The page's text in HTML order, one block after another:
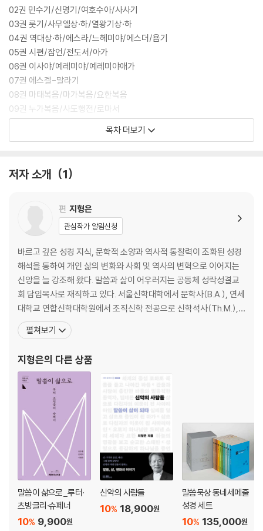
02권 민수기/신명기/여호수아/사사기
03권 룻기/사무엘상·하/열왕기상·하
04권 역대상·하/에스라/느헤미야/에스더/욥기
05권 시편/잠언/전도서/아가
06권 이사야/예레미야/예레미야애가
07권 에스겔-말라기
08권 마태복음/마가복음/요한복음
09권 누가복음/사도행전/로마서
10권 고린도전·후서─요한계시록
목차 더보기
저자 소개 1
편 지형은
관심작가 알림신청
바르고 깊은 성경 지식, 문학적 소양과 역사적 통찰력이 조화된 성경
해석을 통하여 개인 삶의 변화와 사회 및 역사의 변혁으로 이어지는
신앙을 늘 강조해 왔다. 말씀과 삶이 어우러지는 공동체 성락성결교
회 담임목사로 재직하고 있다. 서울신학대학에서 문학사(B.A.), 연세
대학교 연합신학대학원에서 조직신학 전공으로 신학석사(Th.M.),
독일 보훔대학교(Ruhr Universitat Bochum)에서 교회사 및 교리
사 전공으로 신학박사(Dr.theol.) 학위를 받았다. 기독교대한성결교
장, 국회기도회 지도목사를
펼쳐보기
지형은의 다른 상품
말씀이 삶으로_루터·
츠빙글리·슈페너
9,900원
10%
신약의 사람들
18,900원
10%
말씀묵상 동네세메줄
성경 세트
135,000원
10%